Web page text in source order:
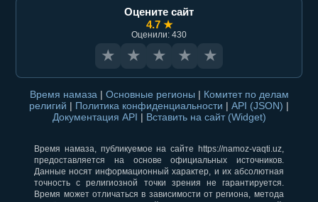
Оцените сайт
4.7 ★
Оценили: 430
★ ★ ★ ★ ★
Время намаза | Основные регионы | Комитет по делам
религий | Политика конфиденциальности | API (JSON) |
Документация API | Вставить на сайт (Widget)
Время намаза, публикуемое на сайте https://namoz-vaqti.uz,
предоставляется на основе официальных источников.
Данные носят информационный характер, и их абсолютная
точность с религиозной точки зрения не гарантируется.
Время может отличаться в зависимости от региона, метода